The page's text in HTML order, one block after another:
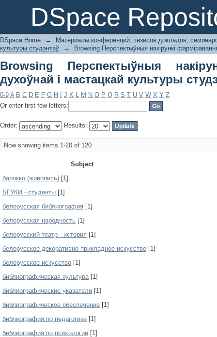
DSpace
Browsing Перспектыўныя
культуры студэнтаў by Subject
DSpace Home →
Материалы конференций, тезисов докладов,
культуры студэнтаў
→ Browsing Перспектыўныя накірункі
Browsing Перспектыўныя
духоўнай і мастацкай культуры
0-9 A B C D E F G H J K L M N O P Q R S T U V W X Y Z
Or enter first few letters:
Order: Results:
Now showing items 1-20 of 120
Subject
барокко (живопись) [1]
БГУКИ - студенты [1]
белорусская библиография [1]
белорусская народность [1]
белорусский театр - история [1]
белорусское декоративно-прикладное искусство [1]
белорусское искусство [1]
библиографическая культура[1]
библиографические указатели [1]
библиографическое обеспечение [1]
библиография по педагогике [1]
библиография по психологии [1]